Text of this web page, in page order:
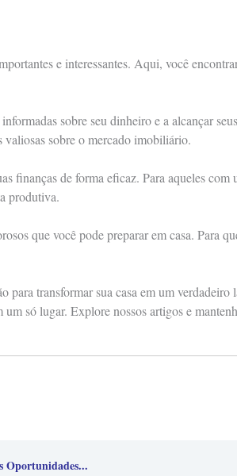
e interessantes. Aqui, você
sobre seu dinheiro e a alcançar
valiosas sobre o mercado imobiliário.
finanças de forma eficaz. Para aqueles com
produtiva.
que você pode preparar em casa. Para
para transformar sua casa em um
só lugar. Explore nossos artigos e
Oportunidades...